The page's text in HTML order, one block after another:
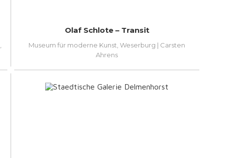
Olaf Schlote – Transit
Museum für moderne Kunst, Weserburg | Carsten
Ahrens